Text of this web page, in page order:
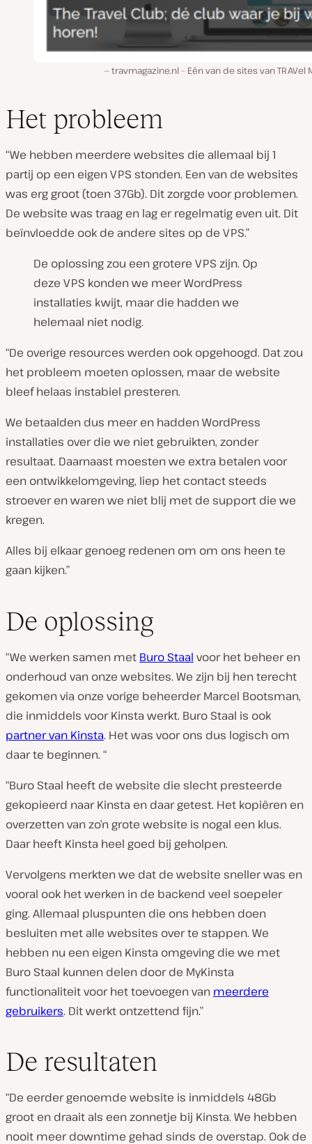
travmagazine.nl – Eén van de sites van TRAVel
Het probleem
“We hebben meerdere websites die allemaal bij 1
partij op een eigen VPS stonden. Een van de websites
was erg groot (toen 37Gb). Dit zorgde voor problemen.
De website was traag en lag er regelmatig even uit. Dit
beïnvloedde ook de andere sites op de VPS.”
De oplossing zou een grotere VPS zijn. Op
deze VPS konden we meer WordPress
installaties kwijt, maar die hadden we
helemaal niet nodig.
“De overige resources werden ook opgehoogd. Dat zou
het probleem moeten oplossen, maar de website
bleef helaas instabiel presteren.
We betaalden dus meer en hadden WordPress
installaties over die we niet gebruikten, zonder
resultaat. Daarnaast moesten we extra betalen voor
een ontwikkelomgeving, liep het contact steeds
stroever en waren we niet blij met de support die we
kregen.
Alles bij elkaar genoeg redenen om om ons heen te
gaan kijken.”
De oplossing
“We werken samen met Buro Staal voor het beheer en
onderhoud van onze websites. We zijn bij hen terecht
gekomen via onze vorige beheerder Marcel Bootsman,
die inmiddels voor Kinsta werkt. Buro Staal is ook
partner van Kinsta. Het was voor ons dus logisch om
daar te beginnen. “
“Buro Staal heeft de website die slecht presteerde
gekopieerd naar Kinsta en daar getest. Het kopiëren en
overzetten van zo’n grote website is nogal een klus.
Daar heeft Kinsta heel goed bij geholpen.
Vervolgens merkten we dat de website sneller was en
vooral ook het werken in de backend veel soepeler
ging. Allemaal pluspunten die ons hebben doen
besluiten met alle websites over te stappen. We
hebben nu een eigen Kinsta omgeving die we met
Buro Staal kunnen delen door de MyKinsta
functionaliteit voor het toevoegen van meerdere
gebruikers. Dit werkt ontzettend fijn.”
De resultaten
“De eerder genoemde website is inmiddels 48Gb
groot en draait als een zonnetje bij Kinsta. We hebben
nooit meer downtime gehad sinds de overstap. Ook de